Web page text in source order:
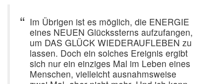
Im Übrigen ist es möglich, die ENERGIE
eines NEUEN Glückssterns aufzufangen,
um DAS GLÜCK WIEDERAUFLEBEN zu
lassen. Doch ein solches Ereignis ergibt
sich nur ein einziges Mal im Leben eines
Menschen, vielleicht ausnahmsweise